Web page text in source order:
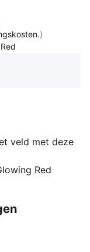
)
veld met deze
bovenwerk
ultieme
ze voor
met
Red